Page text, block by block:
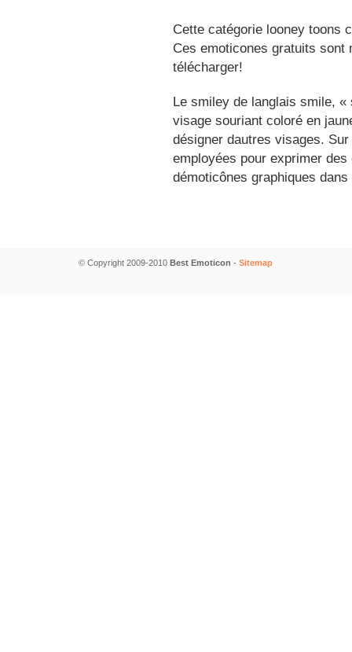
Cette catégorie looney toons
Ces emoticones gratuits
télécharger!
Le smiley de langlais smile,
visage souriant coloré en
désigner dautres visages.
employées pour exprimer
démoticônes graphiques
© Copyright 2009-2010 Best Emoticon - Sitemap